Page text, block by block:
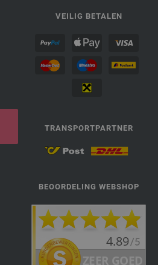
VEILIG BETALEN
TRANSPORTPARTNER
BEOORDELING WEBSHOP